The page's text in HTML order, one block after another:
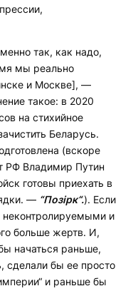
так, как надо,
мы реально
и Москве], —
такое: в 2020
на стихийное
Беларусь.
(вскоре
РФ Владимир Путин
готовы приехать в
— “Позірк“.). Если
неконтролируемыми и
больше жертв. И,
начаться раньше,
сделали бы ее просто
и раньше бы